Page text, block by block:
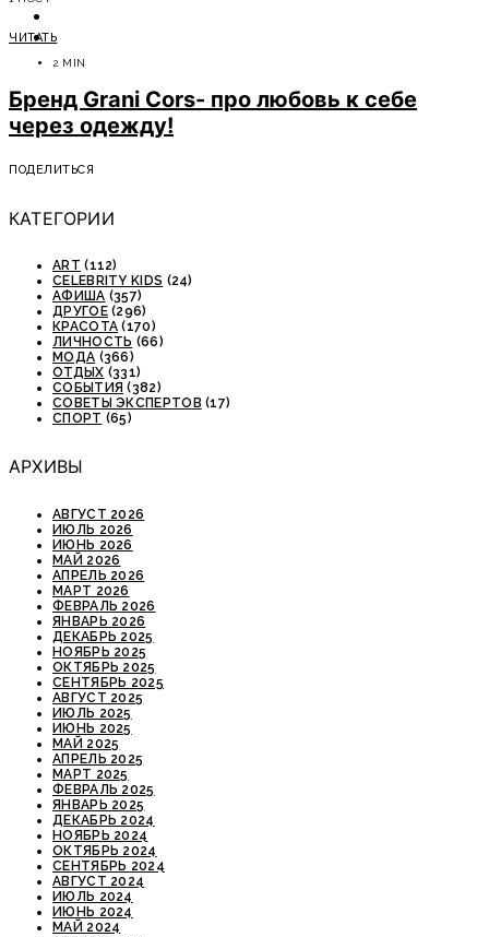
СОВЕТЫ ЭКСПЕРТОВ
ЧИТАТЬ
2 MIN
Бренд Grani Cors- про любовь к себе
через одежду!
ПОДЕЛИТЬСЯ
КАТЕГОРИИ
ART (112)
CELEBRITY KIDS (24)
АФИША (357)
ДРУГОЕ(296)
КРАСОТА (170)
ЛИЧНОСТЬ (66)
МОДА (366)
ОТДЫХ (331)
СОБЫТИЯ (382)
СОВЕТЫ ЭКСПЕРТОВ (17)
СПОРТ (65)
АРХИВЫ
АВГУСТ 2026
ИЮЛЬ 2026
ИЮНЬ 2026
МАЙ 2026
АПРЕЛЬ 2026
МАРТ 2026
ФЕВРАЛЬ 2026
ЯНВАРЬ 2026
ДЕКАБРЬ 2025
НОЯБРЬ 2025
ОКТЯБРЬ 2025
СЕНТЯБРЬ 2025
АВГУСТ 2025
ИЮЛЬ 2025
ИЮНЬ 2025
МАЙ 2025
АПРЕЛЬ 2025
МАРТ 2025
ФЕВРАЛЬ 2025
ЯНВАРЬ 2025
ДЕКАБРЬ 2024
НОЯБРЬ 2024
ОКТЯБРЬ 2024
СЕНТЯБРЬ 2024
АВГУСТ 2024
ИЮЛЬ 2024
ИЮНЬ 2024
МАЙ 2024